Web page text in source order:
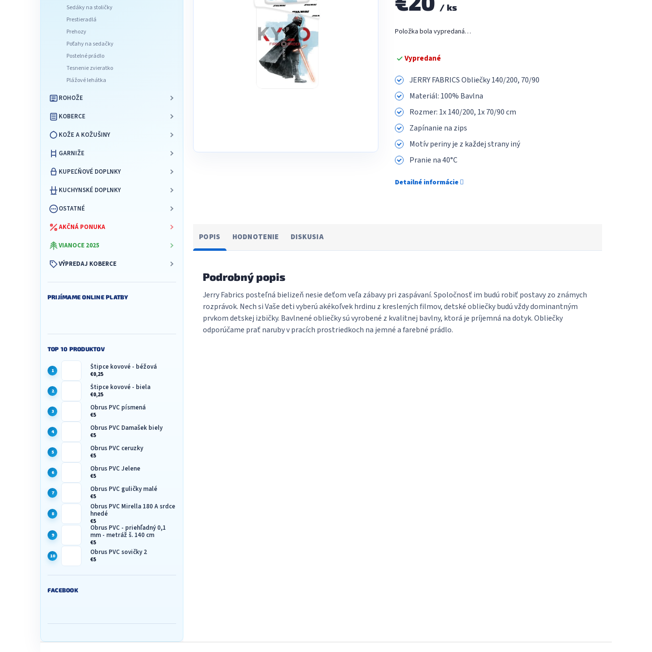
Sedáky na stoličky
Prestieradlá
Prehozy
Poťahy na sedačky
Postelné prádlo
Tesnenie zvieratko
Plážové lehátka
ROHOŽE
KOBERCE
KOŽE A KOŽUŠINY
GARNIŽE
KUPEĽŇOVÉ DOPLNKY
KUCHYNSKÉ DOPLNKY
OSTATNÉ
AKČNÁ PONUKA
VIANOCE 2025
VÝPREDAJ KOBERCE
PRIJÍMAME ONLINE PLATBY
TOP 10 PRODUKTOV
Štipce kovové - béžová
€0,25
Štipce kovové - biela
€0,25
Obrus PVC písmená
€5
Obrus PVC Damašek biely
€5
Obrus PVC ceruzky
€5
Obrus PVC Jelene
€5
Obrus PVC guličky malé
€5
Obrus PVC Mirella 180 A srdce
hnedé
€5
Obrus PVC - priehľadný 0,1
mm - metráž š. 140 cm
€5
Obrus PVC sovičky 2
€5
FACEBOOK
hviezdičiek.
/ ks
cena:
Vypredané
Položka bola vypredaná…
JERRY FABRICS Obliečky 140/200, 70/90
Materiál: 100% Bavlna
Rozmer: 1x 140/200, 1x 70/90 cm
Zapínanie na zips
Motív periny je z každej strany iný
Pranie na 40°C
Detailné informácie
POPIS HODNOTENIE DISKUSIA
Podrobný popis
Jerry Fabrics posteľná bielizeň nesie deťom veľa zábavy pri zaspávaní. Spoločnosť im budú robiť postavy zo známych
rozprávok. Nech si Vaše deti vyberú akékoľvek hrdinu z kreslených filmov, detské obliečky budú vždy dominantným
prvkom detskej izbičky. Bavlnené obliečky sú vyrobené z kvalitnej bavlny, ktorá je príjemná na dotyk. Obliečky
odporúčame prať naruby v pracích prostriedkoch na jemné a farebné prádlo.